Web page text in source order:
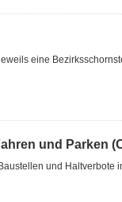
eine
und Parken
und Haltverbote